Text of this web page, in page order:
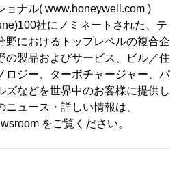
ョナル( www.honeywell.com )
社にノミネートされた、テ
野におけるトップレベルの複合企
の製品およびサービス、ビル／住
ロジー、ターボチャージャー、パ
ズなどを世界中のお客様に提供し
ュース・詳しい情報は、
をご覧ください。